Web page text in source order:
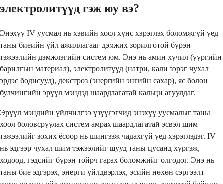
электролитүүд гэж юу вэ?
Энэхүү IV уусмал нь хэвийн хоол хүнс хэрэглэх боломжгүй үед
таны биеийн үйл ажиллагааг дэмжих зорилготой бүрэн
тэжээлийн дэмжлэгийн систем юм. Энэ нь амин хүчил (уургийн
барилгын материал), электролитүүд (натри, кали зэрэг чухал
эрдэс бодисууд), декстроз (энергийн энгийн сахар), яс болон
булчингийн эрүүл мэндэд шаардлагатай кальци агуулдаг.
Эрүүл мэндийн үйлчилгээ үзүүлэгчид энэхүү уусмалыг таны
хоол боловсруулах систем амрах шаардлагатай эсвэл шим
тэжээлийг зохих ёсоор нь шингээж чадахгүй үед хэрэглэдэг. IV
нь эдгээр чухал шим тэжээлийг шууд таны цусанд хүргэж,
ходоод, гэдсийг бүрэн тойрч гарах боломжийг олгодог. Энэ нь
таны бие эдгэрэх, энерги үйлдвэрлэх, эсийн нөхөн сэргээлт